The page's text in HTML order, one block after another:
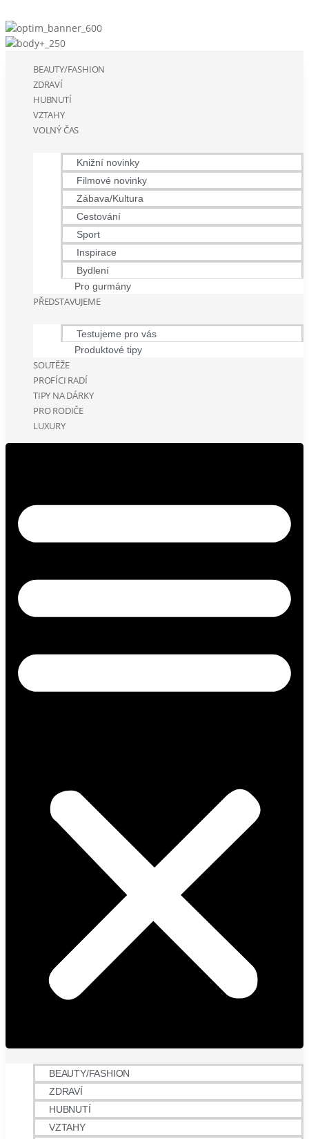
BEAUTY/FASHION
ZDRAVÍ
HUBNUTÍ
VZTAHY
VOLNÝ ČAS
Knižní novinky
Filmové novinky
Zábava/Kultura
Cestování
Sport
Inspirace
Bydlení
Pro gurmány
PŘEDSTAVUJEME
Testujeme pro vás
Produktové tipy
SOUTĚŽE
PROFÍCI RADÍ
TIPY NA DÁRKY
PRO RODIČE
LUXURY
BEAUTY/FASHION
ZDRAVÍ
HUBNUTÍ
VZTAHY